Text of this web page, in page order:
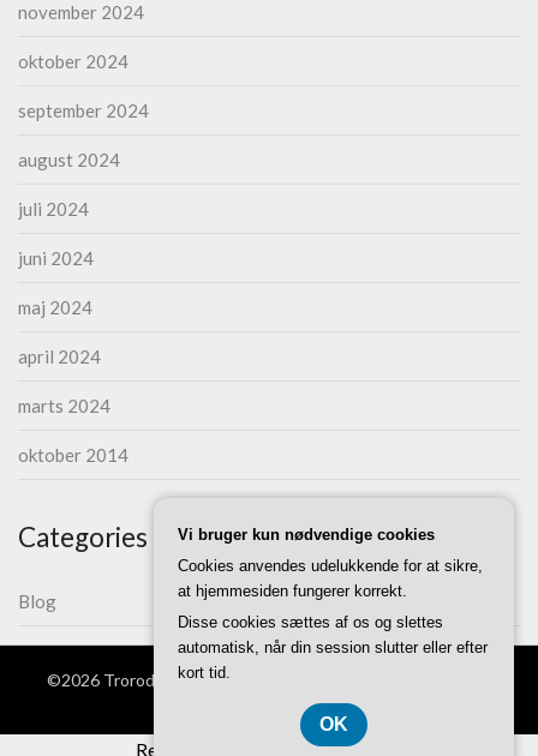
november 2024
oktober 2024
september 2024
august 2024
juli 2024
juni 2024
maj 2024
april 2024
marts 2024
oktober 2014
Categories
Blog
©2026 Trorodentreprise.dk
Registreringsnummer 37407739
Vi bruger kun nødvendige cookies
Cookies anvendes udelukkende for at sikre,
at hjemmesiden fungerer korrekt.
Disse cookies sættes af os og slettes
automatisk, når din session slutter eller efter
kort tid.
OK